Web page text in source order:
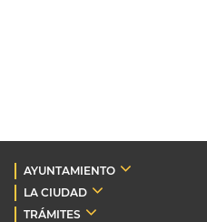
AYUNTAMIENTO
LA CIUDAD
TRÁMITES